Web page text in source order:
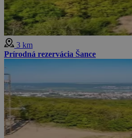
3 km
Prírodná rezervácia Šance